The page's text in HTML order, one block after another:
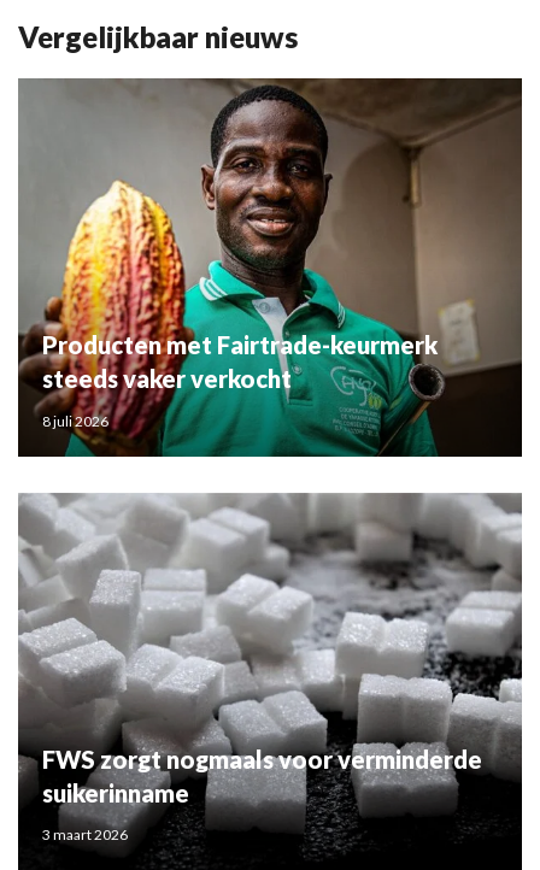
Vergelijkbaar nieuws
Producten met Fairtrade-keurmerk
steeds vaker verkocht
8 juli 2026
FWS zorgt nogmaals voor verminderde
suikerinname
3 maart 2026